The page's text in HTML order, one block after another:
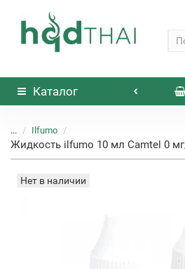
Каталог
... Ilfumo
Жидкость ilfumo 10 мл Camtel 0
Нет в наличии